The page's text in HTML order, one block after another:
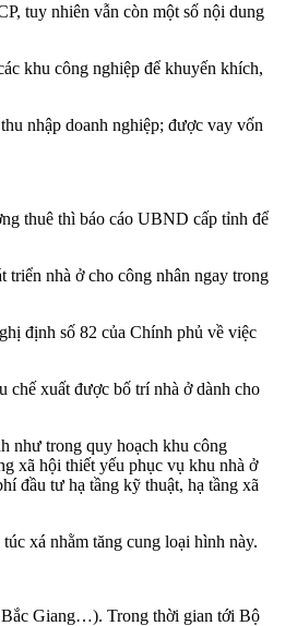
tuy nhiên vẫn còn một số nội dung
khu công nghiệp để khuyến khích,
nhập doanh nghiệp; được vay vốn
thuê thì báo cáo UBND cấp tỉnh để
nhà ở cho công nhân ngay trong
định số 82 của Chính phủ về việc
chế xuất được bố trí nhà ở dành cho
như trong quy hoạch khu công
xã hội thiết yếu phục vụ khu nhà ở
đầu tư hạ tầng kỹ thuật, hạ tầng xã
xá nhằm tăng cung loại hình này.
Bắc Giang…). Trong thời gian tới Bộ